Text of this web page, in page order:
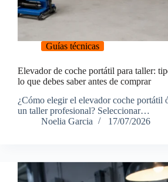
Guías técnicas
Elevador de coche portátil para taller:
lo que debes saber antes de comprar
¿Cómo elegir el elevador coche portátil
un taller profesional? Seleccionar…
Noelia Garcia
17/07/2026